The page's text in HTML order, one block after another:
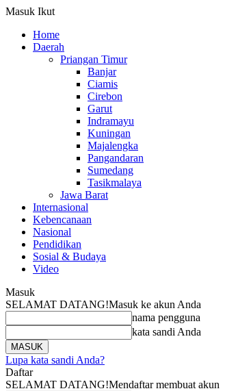
Masuk Ikut
Home
Daerah
Priangan Timur
Banjar
Ciamis
Cirebon
Garut
Indramayu
Kuningan
Majalengka
Pangandaran
Sumedang
Tasikmalaya
Jawa Barat
Internasional
Kebencanaan
Nasional
Pendidikan
Sosial & Budaya
Video
Masuk
SELAMAT DATANG!Masuk ke akun Anda
nama pengguna
kata sandi Anda
Lupa kata sandi Anda?
Daftar
SELAMAT DATANG!Mendaftar membuat akun